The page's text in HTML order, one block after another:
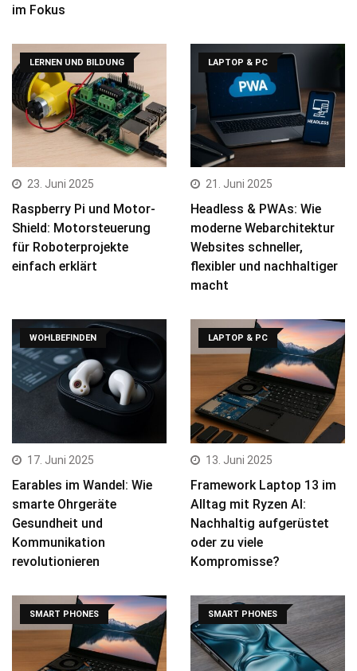
im Fokus
LERNEN UND BILDUNG
23. Juni 2025
Raspberry Pi und Motor-
Shield: Motorsteuerung
für Roboterprojekte
einfach erklärt
LAPTOP & PC
21. Juni 2025
Headless & PWAs: Wie
moderne Webarchitektur
Websites schneller,
flexibler und nachhaltiger
macht
WOHLBEFINDEN
17. Juni 2025
Earables im Wandel: Wie
smarte Ohrgeräte
Gesundheit und
Kommunikation
revolutionieren
LAPTOP & PC
13. Juni 2025
Framework Laptop 13 im
Alltag mit Ryzen AI:
Nachhaltig aufgerüstet
oder zu viele
Kompromisse?
SMART PHONES SMART PHONES